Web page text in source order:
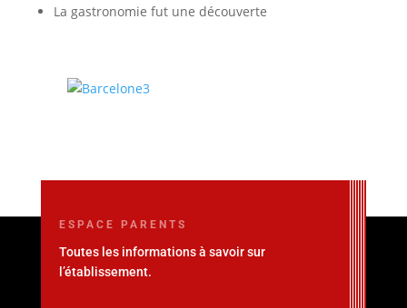
La gastronomie fut une découverte
ESPACE PARENTS
Toutes les informations à savoir sur
l’établissement.